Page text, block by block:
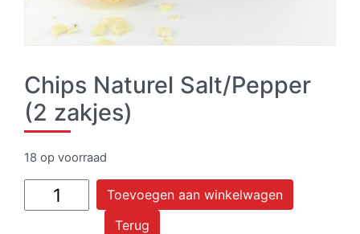
Chips Naturel Salt/Pepper
(2 zakjes)
18 op voorraad
Chips
Naturel
Toevoegen aan winkelwagen
Terug